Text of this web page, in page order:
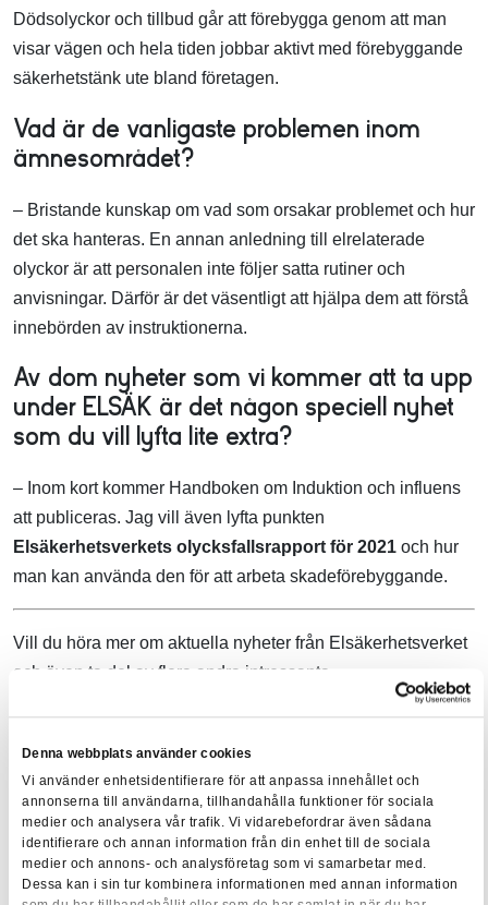
Denna webbplats använder cookies
Vi använder enhetsidentifierare för att anpassa innehållet och
annonserna till användarna, tillhandahålla funktioner för sociala
medier och analysera vår trafik. Vi vidarebefordrar även sådana
identifierare och annan information från din enhet till de sociala
medier och annons- och analysföretag som vi samarbetar med.
Dessa kan i sin tur kombinera informationen med annan information
Dödsolyckor och tillbud går att förebygga genom att man
visar vägen och hela tiden jobbar aktivt med förebyggande
säkerhetstänk ute bland företagen.
Vad är de vanligaste problemen inom
ämnesområdet?
– Bristande kunskap om vad som orsakar problemet och hur
det ska hanteras. En annan anledning till elrelaterade
olyckor är att personalen inte följer satta rutiner och
anvisningar. Därför är det väsentligt att hjälpa dem att förstå
innebörden av instruktionerna.
Av dom nyheter som vi kommer att ta upp
under ELSÄK är det någon speciell nyhet
som du vill lyfta lite extra?
– Inom kort kommer Handboken om Induktion och influens
att publiceras. Jag vill även lyfta punkten
Elsäkerhetsverkets olycksfallsrapport för 2021 och hur
man kan använda den för att arbeta skadeförebyggande.
Vill du höra mer om aktuella nyheter från Elsäkerhetsverket
och även ta del av flera andra intressanta
Elsäkerhetsdagarna 2022får
djupare inblick i de förändringar som påverkar branschens
olika aktörer samtidigt som vi följer nya standarder, direktiv
och ny lagsstiftning. Säkra din plats redan idag!